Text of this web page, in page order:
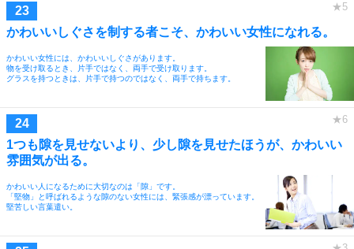
かわいいしぐさを制する者こそ、かわいい女性になれる。
かわいい女性には、かわいいしぐさがあります。
物を受け取るとき、片手ではなく、両手で受け取ります。
グラスを持つときは、片手で持つのではなく、両手で持ちます。
1つも隙を見せないより、少し隙を見せたほうが、かわいい
雰囲気が出る。
かわいい人になるために大切なのは「隙」です。
「堅物」と呼ばれるような隙のない女性には、緊張感が漂っています。
堅苦しい言葉遣い。